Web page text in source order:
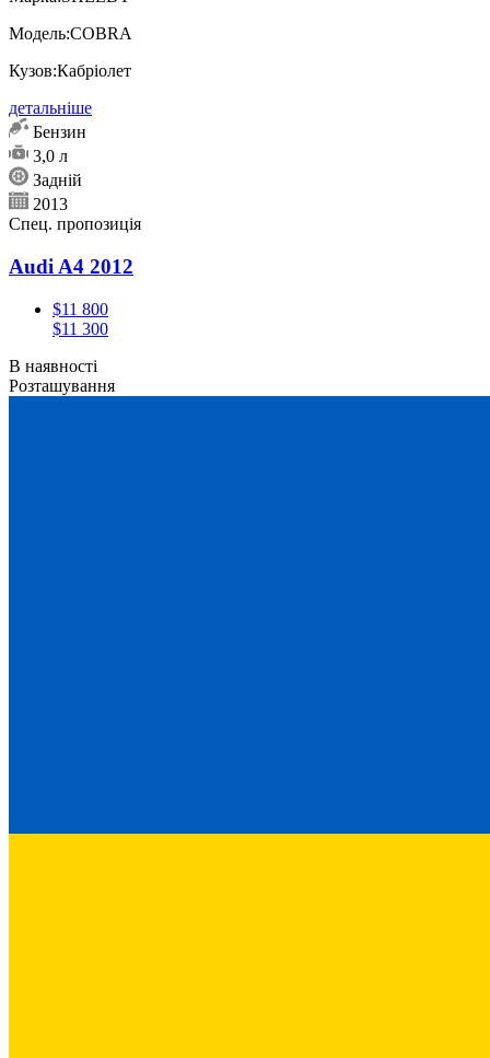
Модель:COBRA
Кузов:Кабріолет
детальніше
Бензин
3,0 л
Задній
2013
Спец. пропозиція
Audi A4 2012
$11 800
$11 300
В наявності
Розташування